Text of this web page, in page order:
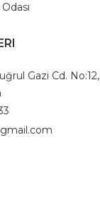
Gazi Cd. No:12,